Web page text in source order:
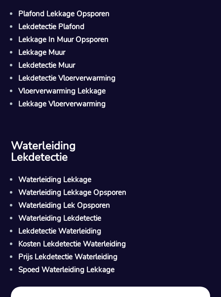
Plafond Lekkage Opsporen
Lekdetectie Plafond
Lekkage In Muur Opsporen
Lekkage Muur
Lekdetectie Muur
Lekdetectie Vloerverwarming
Vloerverwarming Lekkage
Lekkage Vloerverwarming
Waterleiding
Lekdetectie
Waterleiding Lekkage
Waterleiding Lekkage Opsporen
Waterleiding Lek Opsporen
Waterleiding Lekdetectie
Lekdetectie Waterleiding
Kosten Lekdetectie Waterleiding
Prijs Lekdetectie Waterleiding
Spoed Waterleiding Lekkage